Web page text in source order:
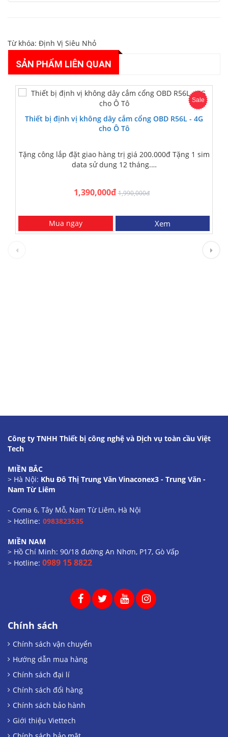
Từ khóa: Định Vị Siêu Nhỏ
SẢN PHẨM LIÊN QUAN
Sale
Thiết bị định vị không dây cắm cổng OBD R56L - 4G
cho Ô Tô
Tặng công lắp đặt giao hàng trị giá 200.000đ Tặng 1 sim
data sử dung 12 tháng.…
1,390,000đ 1,990,000đ
Mua ngay Xem
Công ty TNHH Thiết bị công nghệ và Dịch vụ toàn cầu Việt
Tech
MIỀN BẮC
> Hà Nội: Khu Đô Thị Trung Văn Vinaconex3 - Trung Văn -
Nam Từ Liêm
- Coma 6, Tây Mỗ, Nam Từ Liêm, Hà Nội
> Hotline: 0983823535
MIỀN NAM
> Hồ Chí Minh: 90/18 đường An Nhơn, P17, Gò Vấp
> Hotline: 0989 15 8822
Chính sách
Chính sách vận chuyển
Hướng dẫn mua hàng
Chính sách đại lí
Chính sách đổi hàng
Chính sách bảo hành
Giới thiệu Viettech